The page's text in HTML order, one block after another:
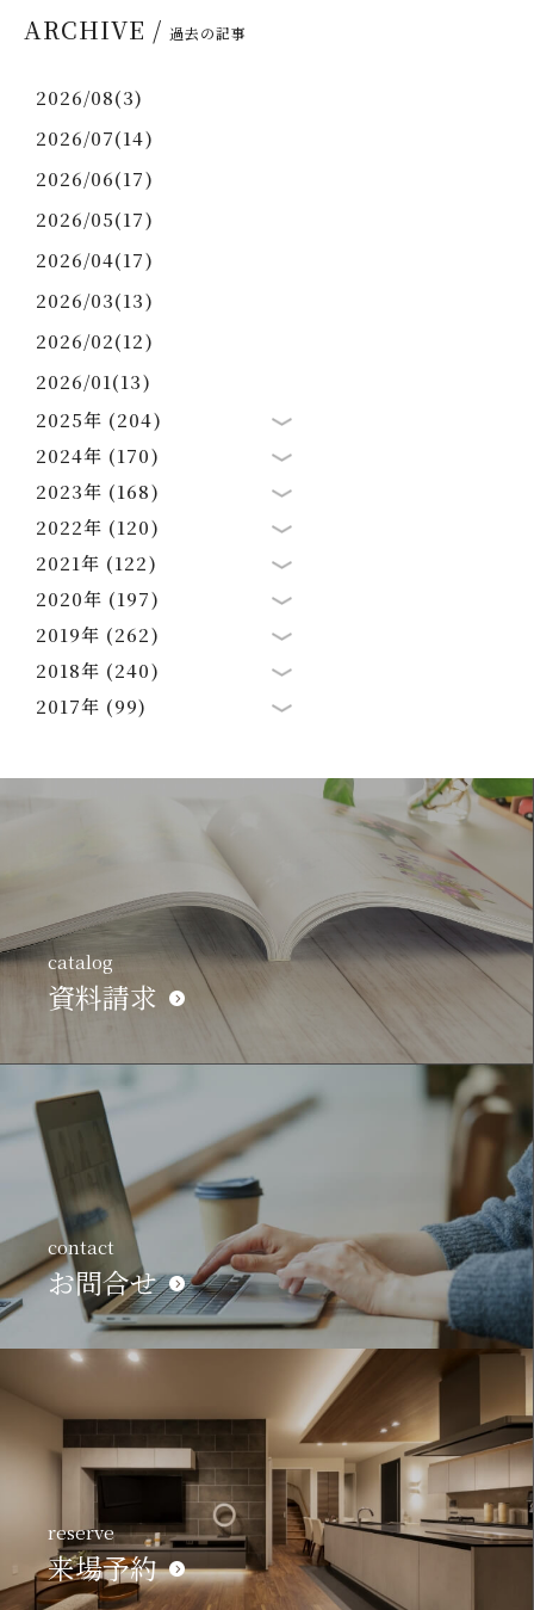
ARCHIVE / 過去の記事
2026/08(3)
2026/07(14)
2026/06(17)
2026/05(17)
2026/04(17)
2026/03(13)
2026/02(12)
2026/01(13)
2025年 (204)
2024年 (170)
2023年 (168)
2022年 (120)
2021年 (122)
2020年 (197)
2019年 (262)
2018年 (240)
2017年 (99)
catalog
資料請求
contact
お問合せ
reserve
来場予約